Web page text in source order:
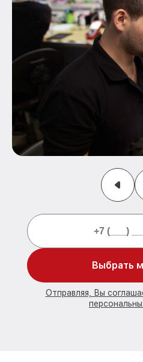
Выбрать
Отправляя, Вы